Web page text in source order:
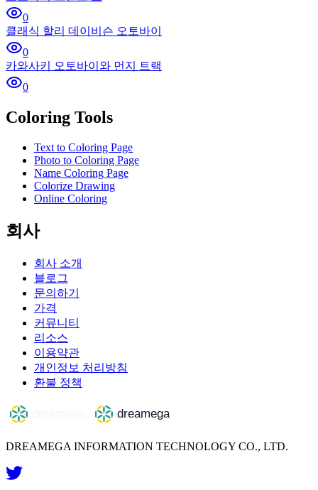
0
클래식 할리 데이비슨 오토바이
0
카와사키 오토바이와 먼지 트랙
0
Coloring Tools
Text to Coloring Page
Photo to Coloring Page
Name Coloring Page
Colorize Drawing
Online Coloring
회사
회사 소개
블로그
문의하기
가격
커뮤니티
리소스
이용약관
개인정보 처리방침
환불 정책
DREAMEGA INFORMATION TECHNOLOGY CO., LTD.